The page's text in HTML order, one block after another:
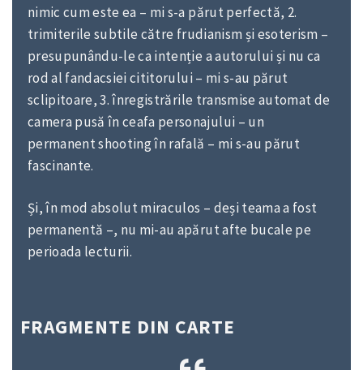
nimic cum este ea – mi s-a părut perfectă, 2.
trimiterile subtile către frudianism și esoterism –
presupunându-le ca intenție a autorului și nu ca
rod al fandacsiei cititorului – mi s-au părut
sclipitoare, 3. înregistrările transmise automat de
camera pusă în ceafa personajului – un
permanent shooting în rafală – mi s-au părut
fascinante.
Și, în mod absolut miraculos – deși teama a fost
permanentă –, nu mi-au apărut afte bucale pe
perioada lecturii.
FRAGMENTE DIN CARTE